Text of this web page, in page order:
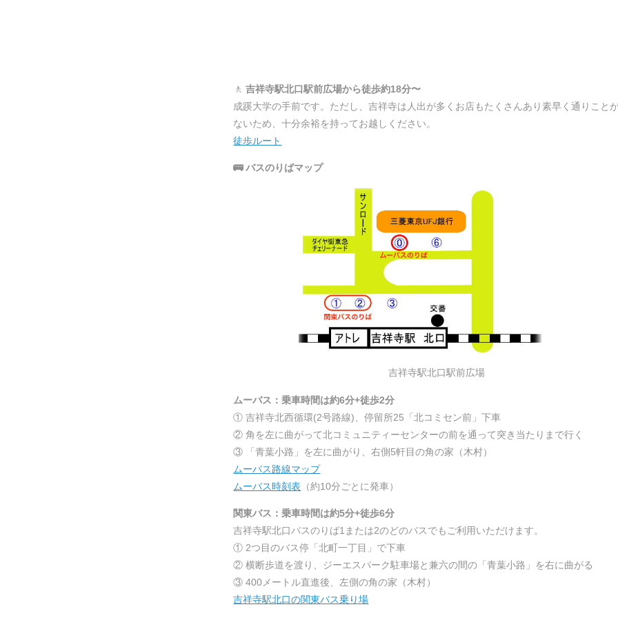
🚶吉祥寺駅北口駅前広場から徒歩約18分〜
成蹊大学の手前です。ただし、吉祥寺は人出が多くお店もたくさんあり素早く通りこと
ないため、十分余裕を持ってお越しください。
徒歩ルート
🚌 バスのりばマップ
吉祥寺駅北口駅前広場
ムーバス：乗車時間は約6分+徒歩2分
① 吉祥寺北西循環(2号路線)、停留所25「北コミセン前」下車
② 角を左に曲がって北コミュニティーセンターの前を通って突き当たりまで行く
③ 「青葉小路」を左に曲がり、右側5軒目の角の家（木村）
ムーバス路線マップ
ムーバス時刻表 （約10分ごとに発車）
関東バス：乗車時間は約5分+徒歩6分
吉祥寺駅北口バスのりば1または2のどのバスでもご利用いただけます。
① 2つ目のバス停「北町一丁目」で下車
② 横断歩道を渡り、ジーエスパーク駐車場と兼六の間の「青葉小路」を右に曲がる
③ 400メートル直進後、左側の角の家（木村）
吉祥寺駅北口の関東バス乗り場